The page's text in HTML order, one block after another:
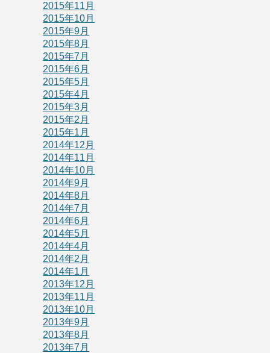
2015年11月
2015年10月
2015年9月
2015年8月
2015年7月
2015年6月
2015年5月
2015年4月
2015年3月
2015年2月
2015年1月
2014年12月
2014年11月
2014年10月
2014年9月
2014年8月
2014年7月
2014年6月
2014年5月
2014年4月
2014年2月
2014年1月
2013年12月
2013年11月
2013年10月
2013年9月
2013年8月
2013年7月